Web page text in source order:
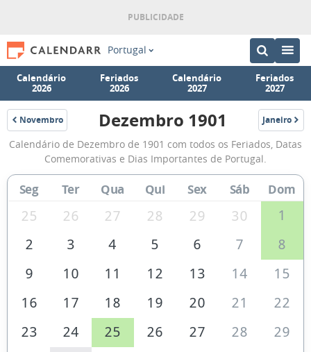
Portugal
Calendário
2026
Feriados
2026
Calendário
2027
Feriados
2027
Novembro
1901
Calendário
de
Dezembro
de
1901
Dezembro 1901 Janeiro
1902
Calendário de Dezembro de 1901 com todos os Feriados, Datas
Comemorativas e Dias Importantes de Portugal.
Seg Ter Qua Qui Sex Sáb Dom
25 26 27 28 29 30
1
2
3 4 5 6 7
8
9
10 11 12 13 14
15
16
17 18 19 20 21
22
23
24 25 26 27 28
29